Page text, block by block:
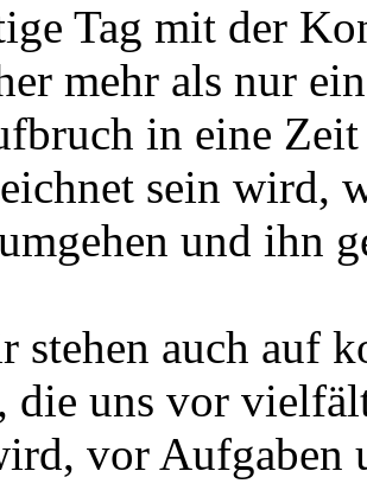
Tag mit der
mehr als nur
in eine
sein wird,
und ihn
stehen auch auf
die uns vor
vor Aufgaben